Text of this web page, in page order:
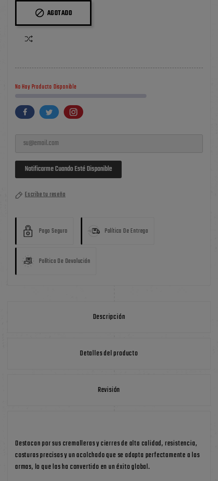
 AGOTADO
No Hay Producto Disponible
Notificarme Cuando Esté Disponible
Escribe tu reseña
Pago Seguro Política De Entrega
Política De Devolución
Descripción
Detalles del producto
Revisión
Destacan por sus cremalleras y cierres de alta calidad, resistencia,
costuras precisas y un acolchado que se adapta perfectamente a las
armas, lo que las ha convertido en un éxito global.